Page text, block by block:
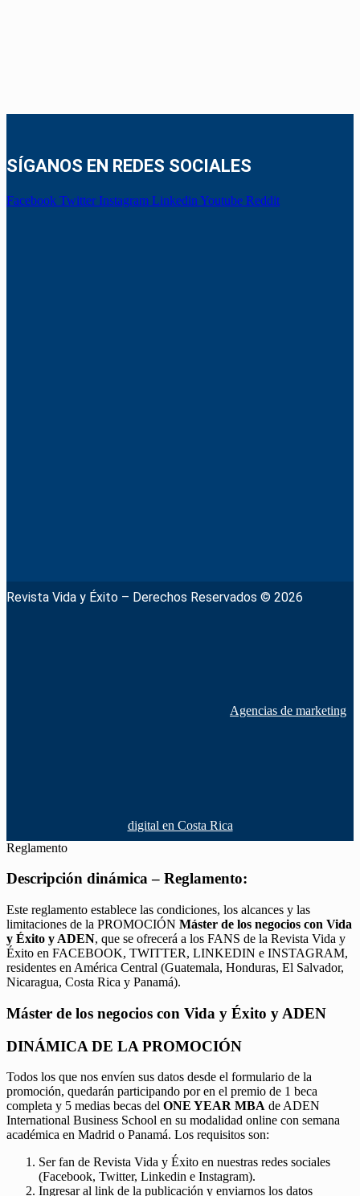
SÍGANOS EN REDES SOCIALES
Facebook Twitter Instagram Linkedin Youtube Reddit
Revista Vida y Éxito – Derechos Reservados © 2026
Agencias de marketing
digital en Costa Rica
Reglamento
Descripción dinámica – Reglamento:
Este reglamento establece las condiciones, los alcances y las
limitaciones de la PROMOCIÓN Máster de los negocios con Vida
y Éxito y ADEN, que se ofrecerá a los FANS de la Revista Vida y
Éxito en FACEBOOK, TWITTER, LINKEDIN e INSTAGRAM,
residentes en América Central (Guatemala, Honduras, El Salvador,
Nicaragua, Costa Rica y Panamá).
Máster de los negocios con Vida y Éxito y ADEN
DINÁMICA DE LA PROMOCIÓN
Todos los que nos envíen sus datos desde el formulario de la
promoción, quedarán participando por en el premio de 1 beca
completa y 5 medias becas del ONE YEAR MBA de ADEN
International Business School en su modalidad online con semana
académica en Madrid o Panamá. Los requisitos son:
Ser fan de Revista Vida y Éxito en nuestras redes sociales
(Facebook, Twitter, Linkedin e Instagram).
Ingresar al link de la publicación y enviarnos los datos